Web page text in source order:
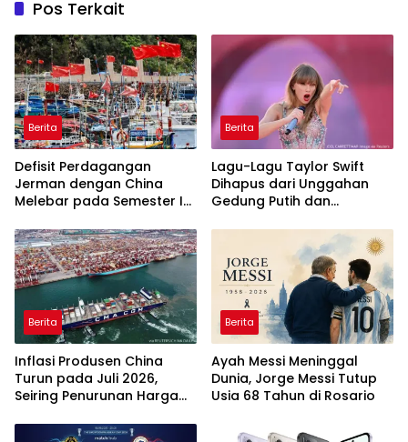
Pos Terkait
Berita
Defisit Perdagangan
Jerman dengan China
Melebar pada Semester I-
Berita
Lagu-Lagu Taylor Swift
Dihapus dari Unggahan
Gedung Putih dan
Berita
Inflasi Produsen China
Turun pada Juli 2026,
Seiring Penurunan Harga
Berita
Ayah Messi Meninggal
Dunia, Jorge Messi Tutup
Usia 68 Tahun di Rosario